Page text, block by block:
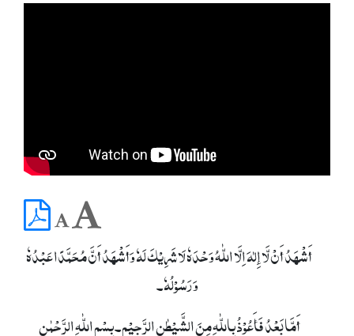
أَشْھَدُ أَنْ لَّا إِلٰہَ اِلَّا اللّٰہُ وَحْدَہٗ لَا شَرِیْکَ لَہٗ وَأَشْھَدُ أَنَّ مُحَمَّدًا عَبْدُہٗ
وَ رَسُوْلُہٗ۔
أَمَّا بَعْدُ فَأَعُوْذُ بِاللّٰہِ مِنَ الشَّیْطٰنِ الرَّجِیْمِ۔ بِسۡمِ اللّٰہِ الرَّحۡمٰنِ